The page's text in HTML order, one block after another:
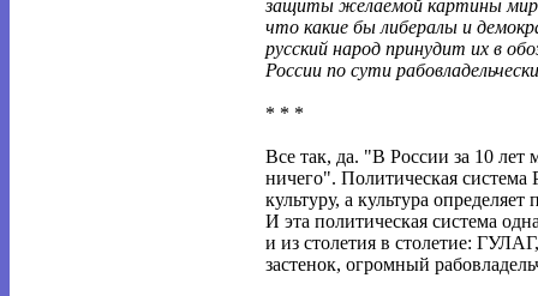
защиты желаемой картины
что какие бы либералы и
русский народ принудит их в
России по сути
* * *
Все так, да. "В России за 10 лет
ничего". Политическая система
культуру, а культура
И эта политическая система
и из столетия в столетие:
застенок, огромный